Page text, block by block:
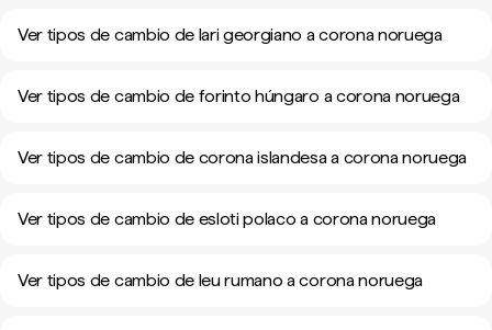
Ver tipos de cambio de lari georgiano a corona noruega
Ver tipos de cambio de forinto húngaro a corona noruega
Ver tipos de cambio de corona islandesa a corona noruega
Ver tipos de cambio de esloti polaco a corona noruega
Ver tipos de cambio de leu rumano a corona noruega